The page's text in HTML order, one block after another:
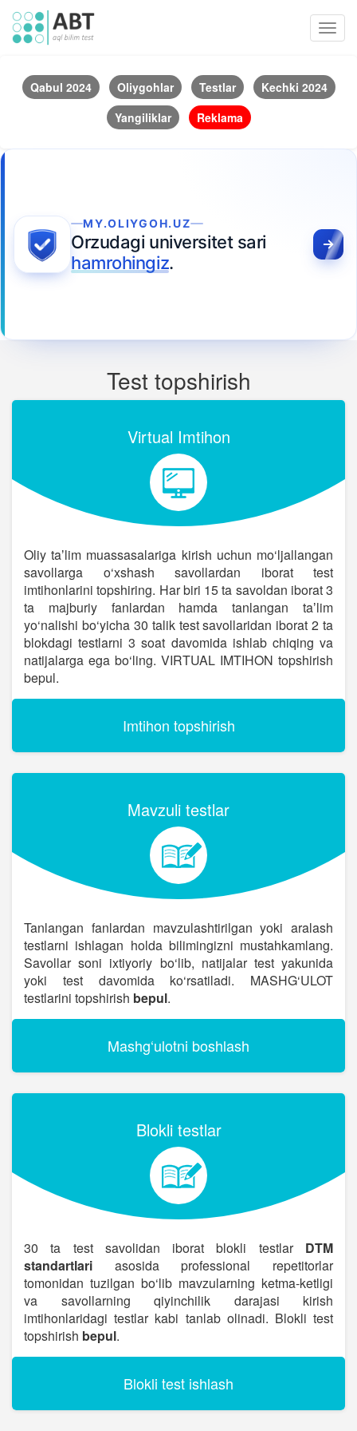
Qabul 2024 Oliygohlar Testlar
Kechki 2024
Yangiliklar
Reklama
MY.OLIYGOH.UZ
Orzudagi universitet sari
hamrohingiz.
Test topshirish
Virtual Imtihon
Oliy taʼlim muassasalariga kirish uchun mo‘ljallangan
savollarga o‘xshash savollardan iborat test
imtihonlarini topshiring. Har biri 15 ta savoldan iborat 3
ta majburiy fanlardan hamda tanlangan taʼlim
yo‘nalishi bo‘yicha 30 talik test savollaridan iborat 2 ta
blokdagi testlarni 3 soat davomida ishlab chiqing va
natijalarga ega bo‘ling. VIRTUAL IMTIHON topshirish
bepul.
Imtihon topshirish
Mavzuli testlar
Tanlangan fanlardan mavzulashtirilgan yoki aralash
testlarni ishlagan holda bilimingizni mustahkamlang.
Savollar soni ixtiyoriy bo‘lib, natijalar test yakunida
yoki test davomida ko‘rsatiladi. MASHG‘ULOT
testlarini topshirish bepul.
Mashg‘ulotni boshlash
Blokli testlar
30 ta test savolidan iborat blokli testlar DTM
standartlari asosida professional repetitorlar
tomonidan tuzilgan bo‘lib mavzularning ketma-ketligi
va savollarning qiyinchilik darajasi kirish
imtihonlaridagi testlar kabi tanlab olinadi. Blokli test
topshirish bepul.
Blokli test ishlash